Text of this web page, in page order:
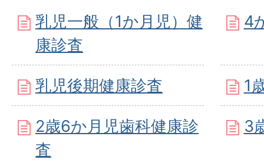
乳児一般（1か月児）健
康診査
4
乳児後期健康診査 1
2歳6か月児歯科健康診
査
3